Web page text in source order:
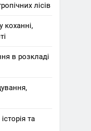
лісів
коханні,
в розкладі
та